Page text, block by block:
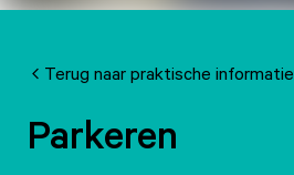
Terug naar praktische informatie
Parkeren